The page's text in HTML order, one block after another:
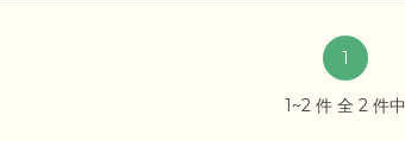
1
1~2 件 全 2 件中